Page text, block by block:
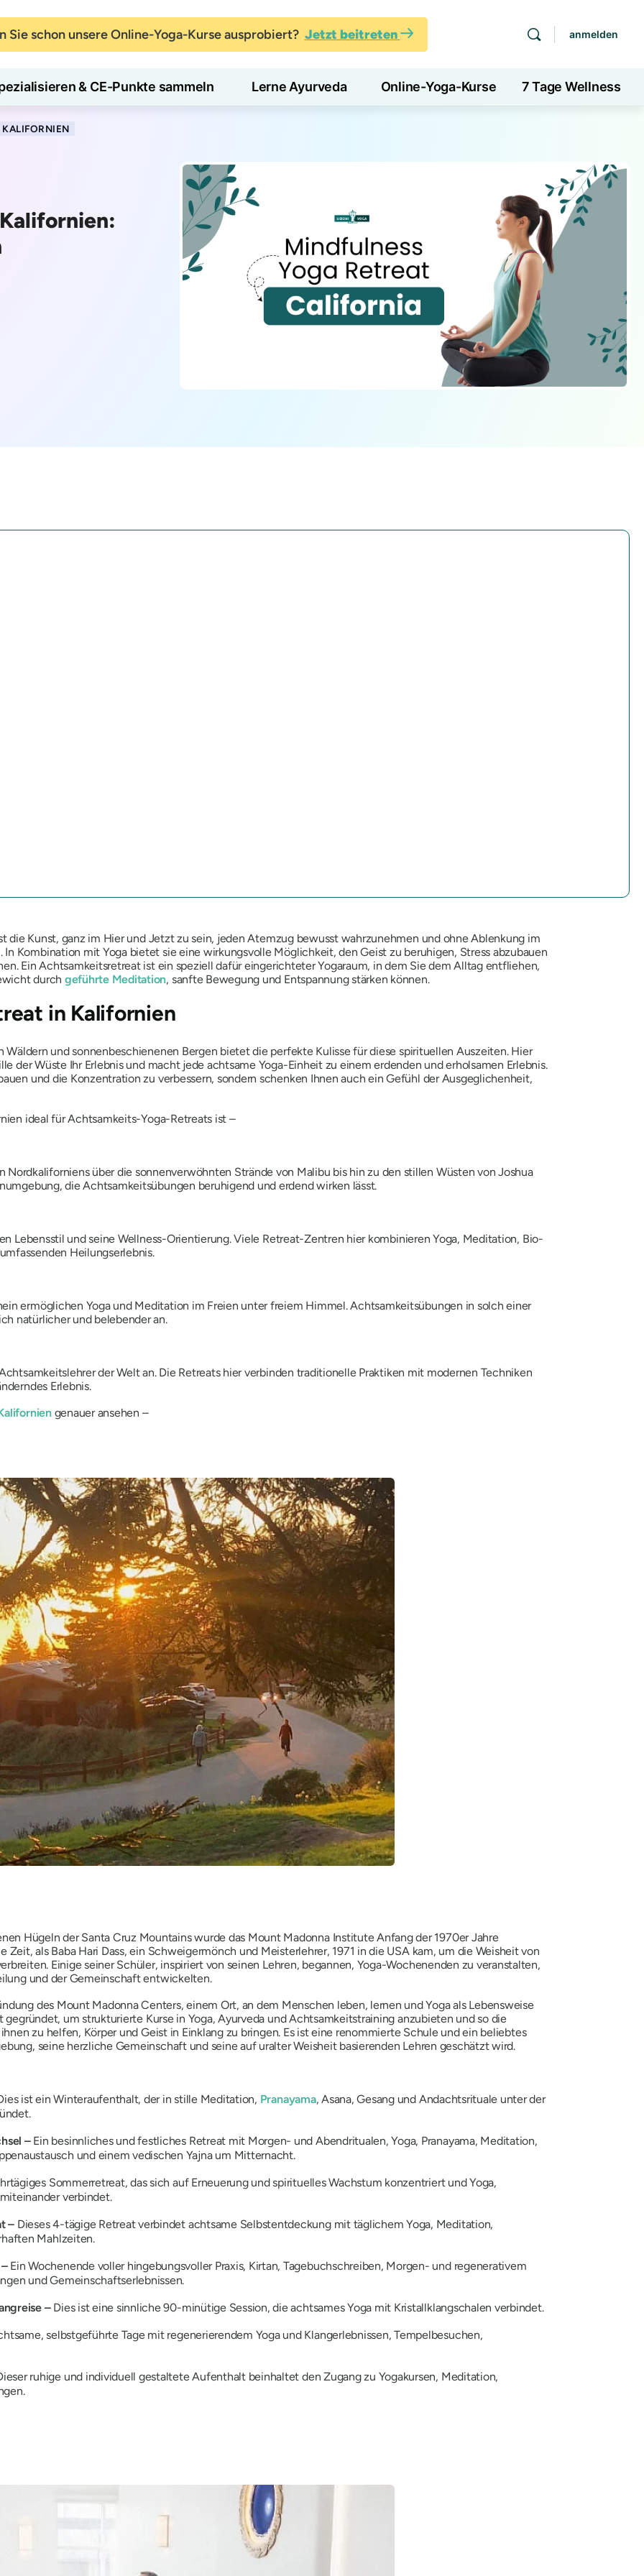
Sie schon unsere Online-Yoga-Kurse ausprobiert? Jetzt beitreten anmelden
& CE-Punkte sammeln Lerne Ayurveda Online-Yoga-Kurse 7 Tage Wellness
die Kunst, ganz im Hier und Jetzt zu sein, jeden Atemzug bewusst wahrzunehmen und ohne Ablenkung im
Kombination mit Yoga bietet sie eine wirkungsvolle Möglichkeit, den Geist zu beruhigen, Stress abzubauen
Ein Achtsamkeitsretreat ist ein speziell dafür eingerichteter Yogaraum, in dem Sie dem Alltag entfliehen,
durch geführte Meditation, sanfte Bewegung und Entspannung stärken können.
in Kalifornien
und sonnenbeschienenen Bergen bietet die perfekte Kulisse für diese spirituellen Auszeiten. Hier
der Wüste Ihr Erlebnis und macht jede achtsame Yoga-Einheit zu einem erdenden und erholsamen Erlebnis.
und die Konzentration zu verbessern, sondern schenken Ihnen auch ein Gefühl der Ausgeglichenheit,
ideal für Achtsamkeits-Yoga-Retreats ist –
über die sonnenverwöhnten Strände von Malibu bis hin zu den stillen Wüsten von Joshua
die Achtsamkeitsübungen beruhigend und erdend wirken lässt.
Lebensstil und seine Wellness-Orientierung. Viele Retreat-Zentren hier kombinieren Yoga, Meditation, Bio-
Heilungserlebnis.
ermöglichen Yoga und Meditation im Freien unter freiem Himmel. Achtsamkeitsübungen in solch einer
natürlicher und belebender an.
der Welt an. Die Retreats hier verbinden traditionelle Praktiken mit modernen Techniken
Erlebnis.
genauer ansehen –
Hügeln der Santa Cruz Mountains wurde das Mount Madonna Institute Anfang der 1970er Jahre
als Baba Hari Dass, ein Schweigermönch und Meisterlehrer, 1971 in die USA kam, um die Weisheit von
Einige seiner Schüler, inspiriert von seinen Lehren, begannen, Yoga-Wochenenden zu veranstalten,
und der Gemeinschaft entwickelten.
des Mount Madonna Centers, einem Ort, an dem Menschen leben, lernen und Yoga als Lebensweise
um strukturierte Kurse in Yoga, Ayurveda und Achtsamkeitstraining anzubieten und so die
zu helfen, Körper und Geist in Einklang zu bringen. Es ist eine renommierte Schule und ein beliebtes
seine herzliche Gemeinschaft und seine auf uralter Weisheit basierenden Lehren geschätzt wird.
ist ein Winteraufenthalt, der in stille Meditation, Pranayama, Asana, Gesang und Andachtsrituale unter der
– Ein besinnliches und festliches Retreat mit Morgen- und Abendritualen, Yoga, Pranayama, Meditation,
und einem vedischen Yajna um Mitternacht.
Sommerretreat, das sich auf Erneuerung und spirituelles Wachstum konzentriert und Yoga,
verbindet.
– Dieses 4-tägige Retreat verbindet achtsame Selbstentdeckung mit täglichem Yoga, Meditation,
Mahlzeiten.
Ein Wochenende voller hingebungsvoller Praxis, Kirtan, Tagebuchschreiben, Morgen- und regenerativem
und Gemeinschaftserlebnissen.
– Dies ist eine sinnliche 90-minütige Session, die achtsames Yoga mit Kristallklangschalen verbindet.
selbstgeführte Tage mit regenerierendem Yoga und Klangerlebnissen, Tempelbesuchen,
ruhige und individuell gestaltete Aufenthalt beinhaltet den Zugang zu Yogakursen, Meditation,